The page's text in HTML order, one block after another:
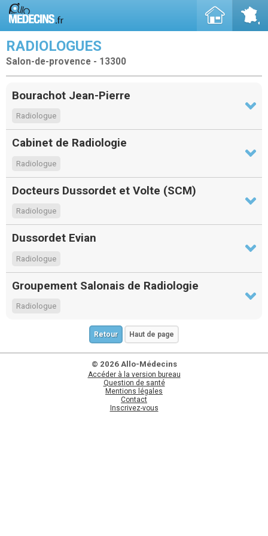
RADIOLOGUES
Salon-de-provence - 13300
Bourachot Jean-Pierre
Radiologue
Cabinet de Radiologie
Radiologue
Docteurs Dussordet et Volte (SCM)
Radiologue
Dussordet Evian
Radiologue
Groupement Salonais de Radiologie
Radiologue
Retour Haut de page
© 2026 Allo-Médecins
Accéder à la version bureau
Question de santé
Mentions légales
Contact
Inscrivez-vous